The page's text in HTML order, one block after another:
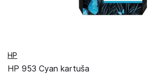
HP
HP 953 Cyan kartuša